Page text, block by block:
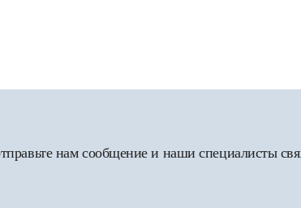
нам сообщение и наши специалисты